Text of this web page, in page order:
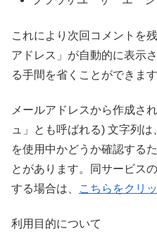
これにより次回コメントを
アドレス」が自動的に表示
る手間を省くことができます
メールアドレスから作成さ
ュ」とも呼ばれる) 文字列は
を使用中かどうか確認する
とがあります。同サービス
する場合は、
こちらをクリ
利用目的について